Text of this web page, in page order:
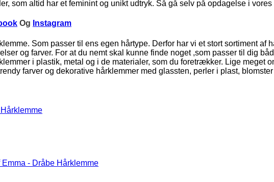
som altid har et feminint og unikt udtryk. Så gå selv på opdagelse i
Og Instagram
Som passer til ens egen hårtype. Derfor har vi et stort sortiment af
og farver. For at du nemt skal kunne finde noget ,som passer til dig
i plastik, metal og i de materialer, som du foretrækker. Lige meget
farver og dekorative hårklemmer med glassten, perler i plast,